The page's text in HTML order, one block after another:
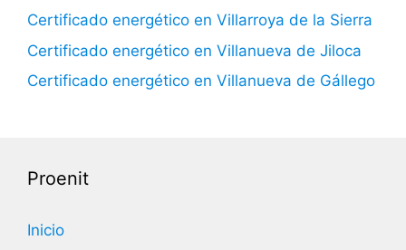
Certificado energético en Villarroya de la Sierra
Certificado energético en Villanueva de Jiloca
Certificado energético en Villanueva de Gállego
Proenit
Inicio